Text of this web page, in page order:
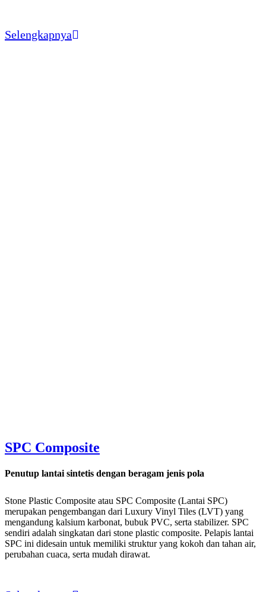
Selengkapnya
SPC Composite
Penutup lantai sintetis dengan beragam jenis pola
Stone Plastic Composite atau SPC Composite (Lantai SPC)
merupakan pengembangan dari Luxury Vinyl Tiles (LVT) yang
mengandung kalsium karbonat, bubuk PVC, serta stabilizer. SPC
sendiri adalah singkatan dari stone plastic composite. Pelapis lantai
SPC ini didesain untuk memiliki struktur yang kokoh dan tahan air,
perubahan cuaca, serta mudah dirawat.